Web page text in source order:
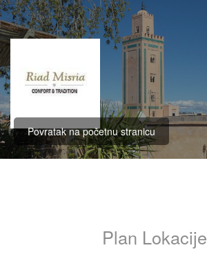
Povratak na početnu stranicu
Plan Lokacije